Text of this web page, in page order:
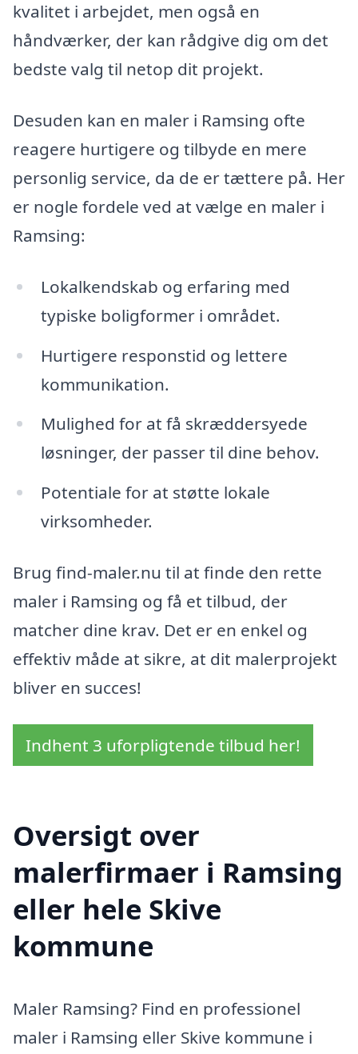
kvalitet i arbejdet, men også en
håndværker, der kan rådgive dig om det
bedste valg til netop dit projekt.
Desuden kan en maler i Ramsing ofte
reagere hurtigere og tilbyde en mere
personlig service, da de er tættere på. Her
er nogle fordele ved at vælge en maler i
Ramsing:
Lokalkendskab og erfaring med
typiske boligformer i området.
Hurtigere responstid og lettere
kommunikation.
Mulighed for at få skræddersyede
løsninger, der passer til dine behov.
Potentiale for at støtte lokale
virksomheder.
Brug find-maler.nu til at finde den rette
maler i Ramsing og få et tilbud, der
matcher dine krav. Det er en enkel og
effektiv måde at sikre, at dit malerprojekt
bliver en succes!
Indhent 3 uforpligtende tilbud her!
Oversigt over
malerfirmaer i Ramsing
eller hele Skive
kommune
Maler Ramsing? Find en professionel
maler i Ramsing eller Skive kommune i